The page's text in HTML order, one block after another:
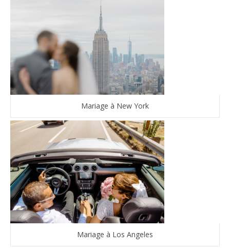
Mariage à New York
Mariage à Los Angeles